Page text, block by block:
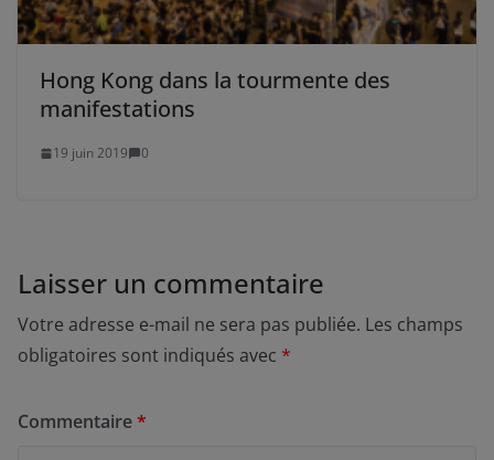
Hong Kong dans la tourmente des
manifestations
19 juin 2019 0
Laisser un commentaire
Votre adresse e-mail ne sera pas publiée. Les champs
obligatoires sont indiqués avec *
Commentaire*